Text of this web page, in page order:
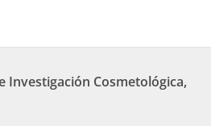
Investigación Cosmetológica,